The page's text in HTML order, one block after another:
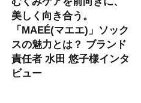
美しく向き合う。
「MAEÉ(マエエ)」ソック
スの魅力とは？ ブランド
責任者 水田 悠子様インタ
ビュー